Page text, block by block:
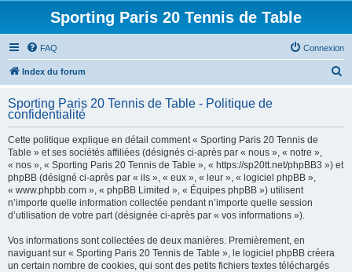
Sporting Paris 20 Tennis de Table
FAQ Connexion
Index du forum
h
Sporting Paris 20 Tennis de Table - Politique de
confidentialité
Cette politique explique en détail comment « Sporting Paris 20 Tennis de
Table » et ses sociétés affiliées (désignés ci-après par « nous », « notre »,
« nos », « Sporting Paris 20 Tennis de Table », « https://sp20tt.net/phpBB3 ») et
phpBB (désigné ci-après par « ils », « eux », « leur », « logiciel phpBB »,
« www.phpbb.com », « phpBB Limited », « Équipes phpBB ») utilisent
n’importe quelle information collectée pendant n’importe quelle session
d’utilisation de votre part (désignée ci-après par « vos informations »).
Vos informations sont collectées de deux manières. Premièrement, en
naviguant sur « Sporting Paris 20 Tennis de Table », le logiciel phpBB créera
un certain nombre de cookies, qui sont des petits fichiers textes téléchargés